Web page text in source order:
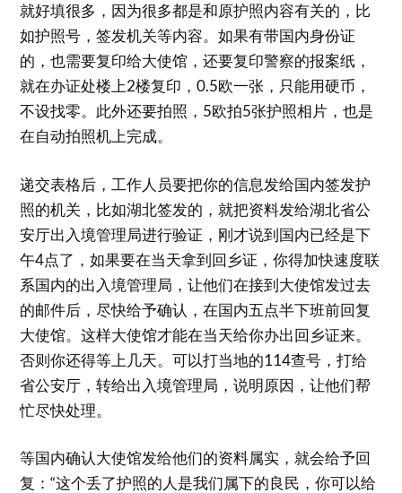
就好填很多，因为很多都是和原护照内容有关的，比
如护照号，签发机关等内容。如果有带国内身份证
的，也需要复印给大使馆，还要复印警察的报案纸，
就在办证处楼上2楼复印，0.5欧一张，只能用硬币，
不设找零。此外还要拍照，5欧拍5张护照相片，也是
在自动拍照机上完成。
递交表格后，工作人员要把你的信息发给国内签发护
照的机关，比如湖北签发的，就把资料发给湖北省公
安厅出入境管理局进行验证，刚才说到国内已经是下
午4点了，如果要在当天拿到回乡证，你得加快速度联
系国内的出入境管理局，让他们在接到大使馆发过去
的邮件后，尽快给予确认，在国内五点半下班前回复
大使馆。这样大使馆才能在当天给你办出回乡证来。
否则你还得等上几天。可以打当地的114查号，打给
省公安厅，转给出入境管理局，说明原因，让他们帮
忙尽快处理。
等国内确认大使馆发给他们的资料属实，就会给予回
复：“这个丢了护照的人是我们属下的良民，你可以给